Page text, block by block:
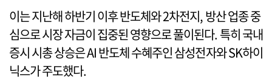
이는 지난해 하반기 이후 반도체와 2차전지, 방산 업종 중
심으로 시장 자금이 집중된 영향으로 풀이된다. 특히 국내
증시 시총 상승은 AI 반도체 수혜주인 삼성전자와 SK하이
닉스가 주도했다.